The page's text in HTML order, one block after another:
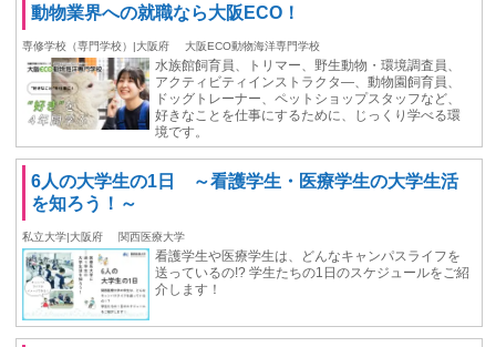
動物業界への就職なら大阪ECO！
専修学校（専門学校）|大阪府 大阪ECO動物海洋専門学校
水族館飼育員、トリマー、野生動物・環境調査員、
アクティビティインストラクタ―、動物園飼育員、
ドッグトレーナー、ペットショップスタッフなど、
好きなことを仕事にするために、じっくり学べる環
境です。
6人の大学生の1日 ～看護学生・医療学生の大学生活
を知ろう！～
私立大学|大阪府 関西医療大学
看護学生や医療学生は、どんなキャンパスライフを
送っているの!? 学生たちの1日のスケジュールをご紹
介します！